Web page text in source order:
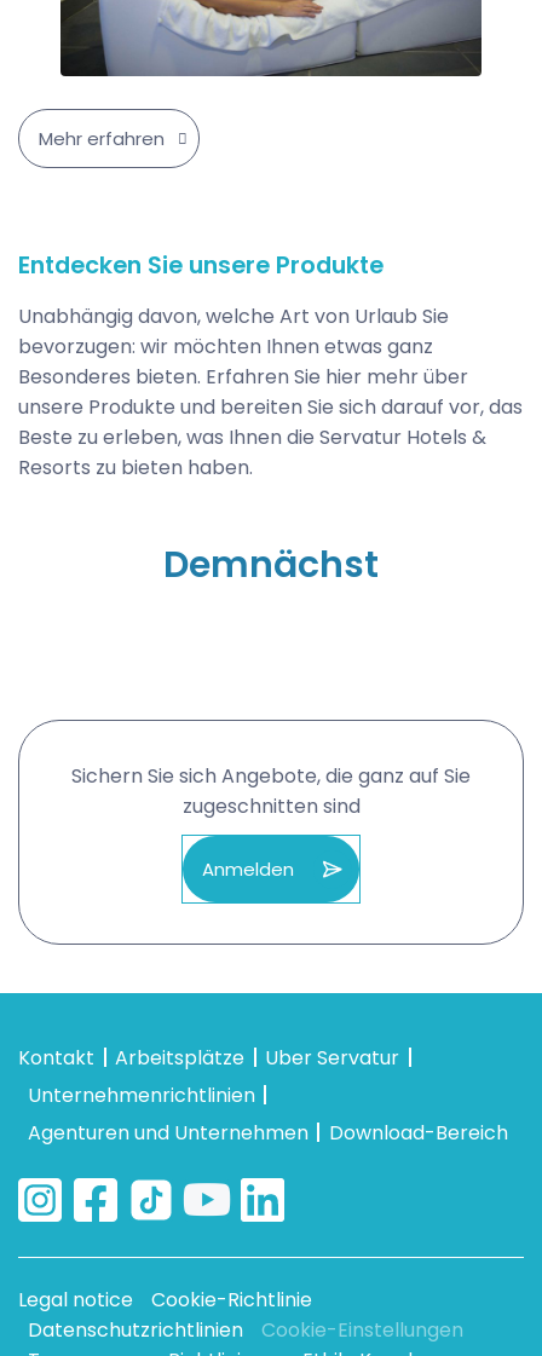
Mehr erfahren
Entdecken Sie unsere Produkte
Unabhängig davon, welche Art von Urlaub Sie
bevorzugen: wir möchten Ihnen etwas ganz
Besonderes bieten. Erfahren Sie hier mehr über
unsere Produkte und bereiten Sie sich darauf vor, das
Beste zu erleben, was Ihnen die Servatur Hotels &
Resorts zu bieten haben.
Demnächst
Sichern Sie sich Angebote, die ganz auf Sie
zugeschnitten sind
Anmelden
Kontakt Arbeitsplätze
Uber Servatur
Unternehmenrichtlinien
Agenturen und Unternehmen
Download-Bereich
Legal notice
Cookie-Richtlinie
Datenschutzrichtlinien
Cookie-Einstellungen